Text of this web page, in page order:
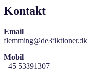
Kontakt
Email
flemming@de3fiktioner.dk
Mobil
+45 53891307